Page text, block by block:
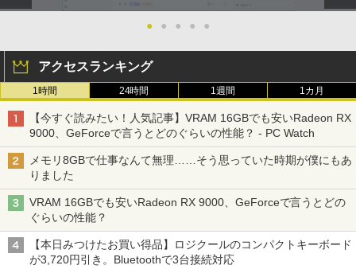
2
【超特価】厳選大手メーカー 液晶モニタ
ー シークレット 19インチワイド ノング
イ【中古】
￥3,100
モバイルモニター 15.6インチ InnoView
モバイルディスプレイ 自立型 1920*1080
FHD ポータブルモニター IPS液晶パネル
h/PS3/PS4/PS5/Xbox One/PC/スマホ/U
SBType-C/標準HDMI対応【選べる種
￥8,980
￥4,345
3
杖と剣のウィストリア（16） （講談社コ
￥594
4
ちいかわ なんか小さくてかわいいやつ
￥1,210
● ● ● ● ●
アクセスランキング
1時間 24時間 1週間 1カ月
【今すぐ読みたい！人気記事】VRAM 16GBでも安いRadeon RX
9000、GeForceで言うとどのぐらいの性能？ - PC Watch
メモリ8GBで仕事なんて無理……そう思っていた時期が僕にもあ
りました
VRAM 16GBでも安いRadeon RX 9000、GeForceで言うとどの
ぐらいの性能？
【本日みつけたお買い得品】ロジクールのコンパクトキーボード
が3,720円引き。Bluetoothで3台接続対応